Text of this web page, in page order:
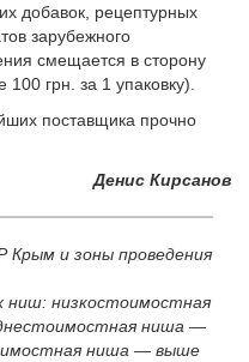
добавок, рецептурных
зарубежного
смещается в сторону
грн. за 1 упаковку).
поставщика прочно
Денис Кирсанов
Крым и зоны проведения
ниш: низкостоимостная
ниша —
ниша — выше